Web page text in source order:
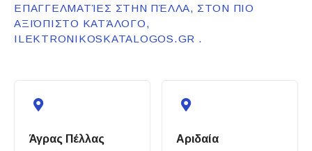
ΕΠΑΓΓΕΛΜΑΤΊΕΣ ΣΤΗΝ ΠΈΛΛΑ, ΣΤΟΝ ΠΙΟ
ΑΞΙΌΠΙΣΤΟ ΚΑΤΆΛΟΓΟ,
ILEKTRONIKOSKATALOGOS.GR .
Άγρας Πέλλας Αριδαία